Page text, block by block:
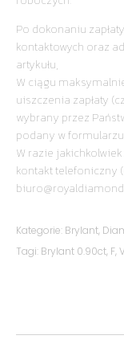
Po dokonaniu
kontaktowych oraz
artykułu,
W ciągu
uiszczenia zapłaty
wybrany przez
podany w
W razie
kontakt telefoniczny
Kategorie: Brylant,
Tagi: Brylant 0.90ct, F,